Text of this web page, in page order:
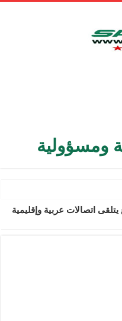
ومسؤولية
اللاذقية تضم 9 جثامين
في سوريا
اتصالات عربية وإقليمية